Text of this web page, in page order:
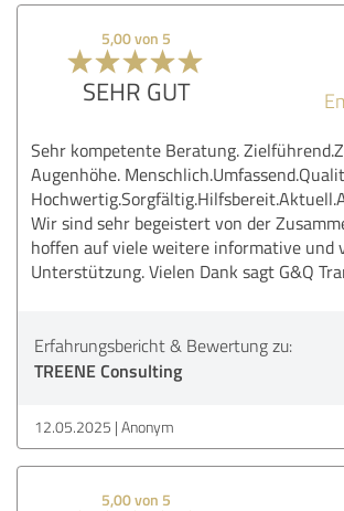
5,00 von 5
SEHR GUT
Sehr kompetente Beratung.
Augenhöhe.
Wir sind sehr begeistert von der
hoffen auf viele weitere informative und
Unterstützung. Vielen Dank sagt G&Q
Erfahrungsbericht & Bewertung zu:
TREENE Consulting
12.05.2025 Anonym
5,00 von 5